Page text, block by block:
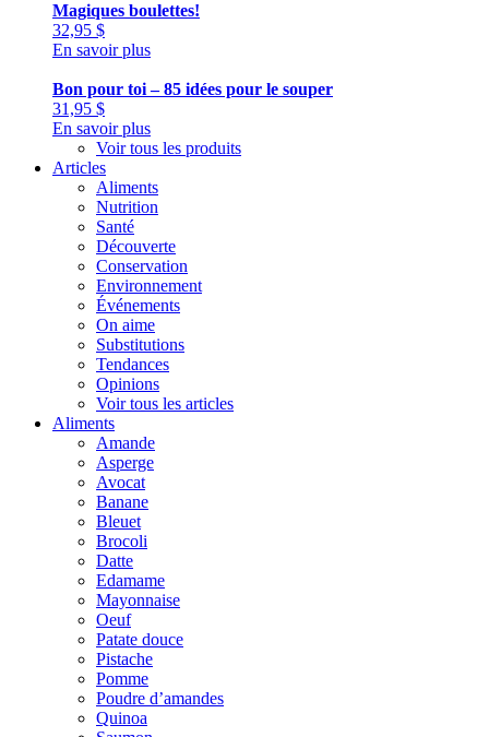
Magiques boulettes!
32,95 $
En savoir plus
Bon pour toi – 85 idées pour le souper
31,95 $
En savoir plus
Voir tous les produits
Articles
Aliments
Nutrition
Santé
Découverte
Conservation
Environnement
Événements
On aime
Substitutions
Tendances
Opinions
Voir tous les articles
Aliments
Amande
Asperge
Avocat
Banane
Bleuet
Brocoli
Datte
Edamame
Mayonnaise
Oeuf
Patate douce
Pistache
Pomme
Poudre d’amandes
Quinoa